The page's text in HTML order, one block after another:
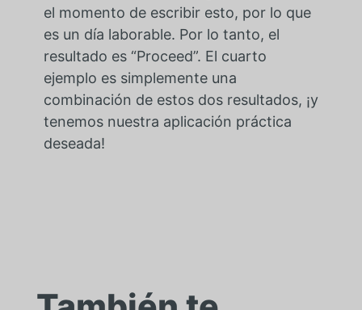
el momento de escribir esto, por lo que
es un día laborable. Por lo tanto, el
resultado es “Proceed”. El cuarto
ejemplo es simplemente una
combinación de estos dos resultados, ¡y
tenemos nuestra aplicación práctica
deseada!